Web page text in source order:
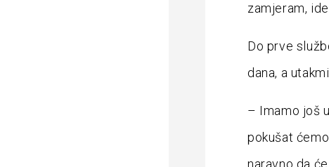
zamjeram,
Do prve
dana, a
– Imamo još
pokušat
naravno da